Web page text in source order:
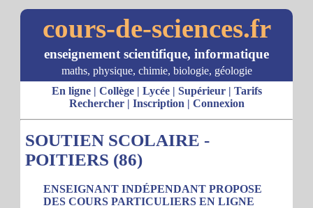
cours-de-sciences.fr
enseignement scientifique, informatique
maths, physique, chimie, biologie, géologie
En ligne| Collège| Lycée| Supérieur| Tarifs
Rechercher| Inscription | Connexion
SOUTIEN SCOLAIRE -
POITIERS (86)
ENSEIGNANT INDÉPENDANT PROPOSE
DES COURS PARTICULIERS EN LIGNE